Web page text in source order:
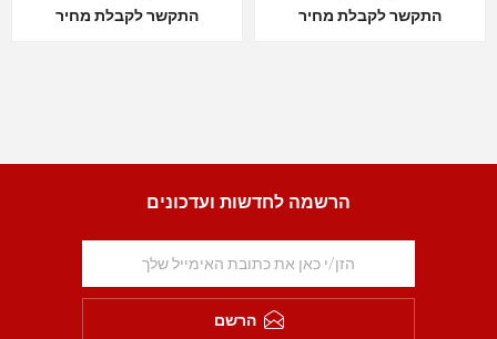
התקשר לקבלת מחיר התקשר לקבלת מחיר
הרשמה לחדשות ועדכונים
הרשם